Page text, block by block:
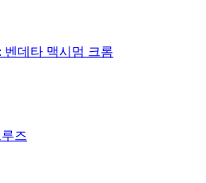
데타 맥시멈 크롬
즈